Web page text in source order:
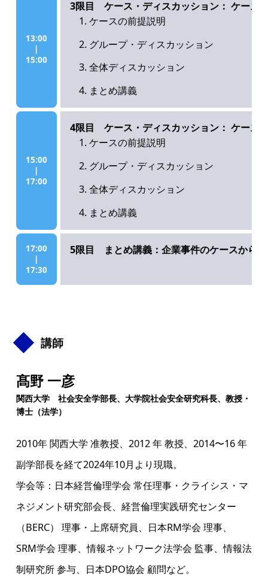
13:00
|
15:00
3限目 ケース・ディスカッション： ケース
ケースの前提説明
グループ・ディスカッション
全体ディスカッション
まとめ講義
15:00
|
17:00
4限目 ケース・ディスカッション： ケース3
ケースの前提説明
グループ・ディスカッション
全体ディスカッション
まとめ講義
17:00
|
17:30
5限目 まとめ講義：企業事件のケースから
講師
髙野 一彦
関西大学 社会安全学部長、大学院社会安全研究科長、教授・
博士（法学）
2010年 関西大学 准教授、2012 年 教授、2014〜16 年
副学部長を経て2024年10月より現職。
学会等：日本経営倫理学会 常任理事・クライシス・マ
ネジメント研究部会長、経営倫理実践研究センター
（BERC） 理事・上席研究員、日本RM学会 理事、
SRM学会 理事、情報ネットワーク法学会 監事、情報法
制研究所 参与、日本DPO協会 顧問など。